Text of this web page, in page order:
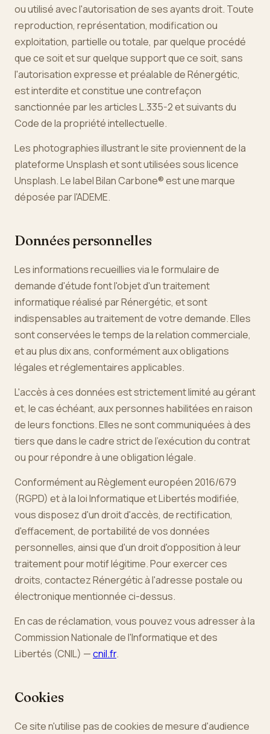
ou utilisé avec l'autorisation de ses ayants droit. Toute
reproduction, représentation, modification ou
exploitation, partielle ou totale, par quelque procédé
que ce soit et sur quelque support que ce soit, sans
l'autorisation expresse et préalable de Rénergétic,
est interdite et constitue une contrefaçon
sanctionnée par les articles L.335-2 et suivants du
Code de la propriété intellectuelle.
Les photographies illustrant le site proviennent de la
plateforme Unsplash et sont utilisées sous licence
Unsplash. Le label Bilan Carbone® est une marque
déposée par l'ADEME.
Données personnelles
Les informations recueillies via le formulaire de
demande d'étude font l'objet d'un traitement
informatique réalisé par Rénergétic, et sont
indispensables au traitement de votre demande. Elles
sont conservées le temps de la relation commerciale,
et au plus dix ans, conformément aux obligations
légales et réglementaires applicables.
L'accès à ces données est strictement limité au gérant
et, le cas échéant, aux personnes habilitées en raison
de leurs fonctions. Elles ne sont communiquées à des
tiers que dans le cadre strict de l'exécution du contrat
ou pour répondre à une obligation légale.
Conformément au Règlement européen 2016/679
(RGPD) et à la loi Informatique et Libertés modifiée,
vous disposez d'un droit d'accès, de rectification,
d'effacement, de portabilité de vos données
personnelles, ainsi que d'un droit d'opposition à leur
traitement pour motif légitime. Pour exercer ces
droits, contactez Rénergétic à l'adresse postale ou
électronique mentionnée ci-dessus.
En cas de réclamation, vous pouvez vous adresser à la
Commission Nationale de l'Informatique et des
Libertés (CNIL) —cnil.fr.
Cookies
Ce site n'utilise pas de cookies de mesure d'audience